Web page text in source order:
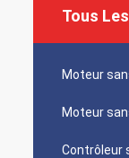
Tous
Moteur
Moteur
Contrôleur